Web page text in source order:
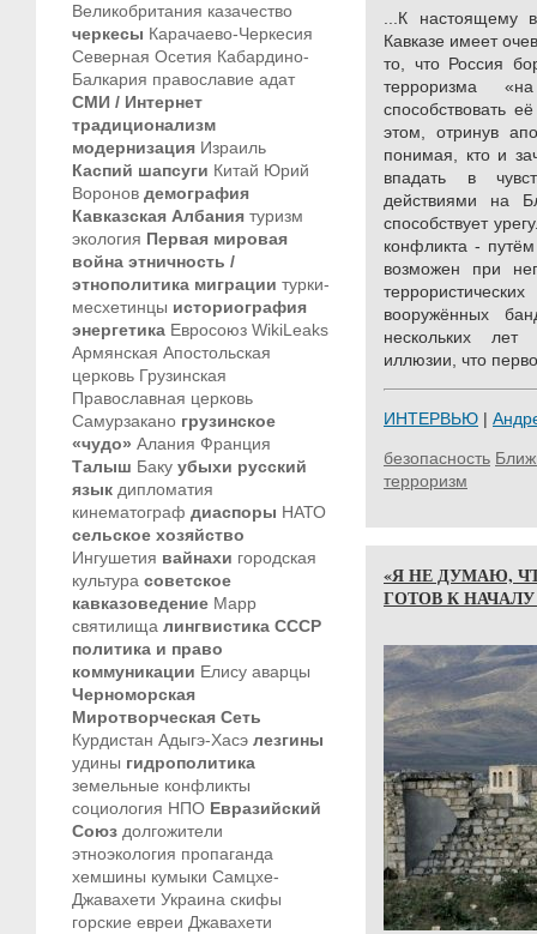
Великобритания казачество
черкесы Карачаево-Черкесия
Северная Осетия Кабардино-
Балкария православие адат
СМИ / Интернет
традиционализм
модернизация Израиль
Каспий шапсуги Китай Юрий
Воронов демография
Кавказская Албания туризм
экология Первая мировая
война этничность /
этнополитика миграции турки-
месхетинцы историография
энергетика Евросоюз WikiLeaks
Армянская Апостольская
церковь Грузинская
Православная церковь
Самурзакано грузинское
«чудо» Алания Франция
Талыш Баку убыхи русский
язык дипломатия
кинематограф диаспоры НАТО
сельское хозяйство
Ингушетия вайнахи городская
культура советское
кавказоведение Марр
святилища лингвистика СССР
политика и право
коммуникации Елису аварцы
Черноморская
Миротворческая Сеть
Курдистан Адыгэ-Хасэ лезгины
удины гидрополитика
земельные конфликты
социология НПО Евразийский
Союз долгожители
этноэкология пропаганда
хемшины кумыки Самцхе-
Джавахети Украина скифы
горские евреи Джавахети
...К настоящему
Кавказе имеет
то, что Россия
терроризма
способствовать
этом, отринув
понимая, кто и
впадать в
действиями на
способствует
конфликта -
возможен при
вооружённых
нескольких
иллюзии, что
ИНТЕРВЬЮ |
безопасность
терроризм
«Я НЕ ДУМАЮ,
ГОТОВ К